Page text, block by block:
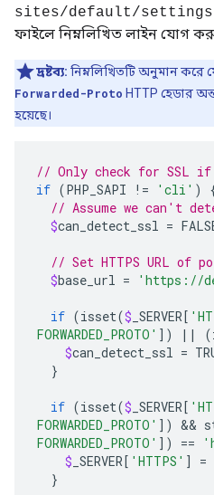
sites/default/
ফাইলে নিম্নলিখিত লাইন যোগ
দ্রষ্টব্য: নিম্নলিখিতটি অনুমান করে
Forwarded-Proto HTTP হেডার
হয়েছে।
// Only check for SSL if
if (PHP_SAPI ! = 'cli' )
// Assume we can't
$can_detect_ssl =
// Set HTTPS URL of
$base_url = 'https://
if (isset($ _SERVER [
FORWARDED_PROTO' ]) || (
$can_detect_ssl =
}
if (isset($ _SERVER [
FORWARDED_PROTO' ]) &&
FORWARDED_PROTO' ]) ==
$ _SERVER [ 'HTTPS' ] =
}